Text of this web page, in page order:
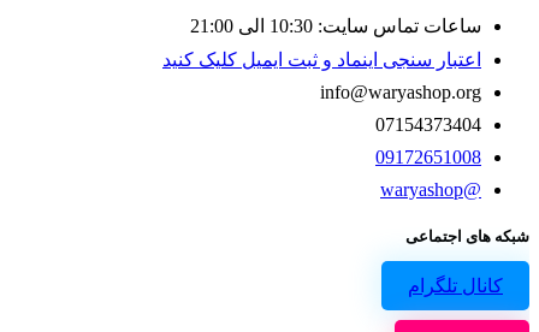
ساعات تماس سایت: 10:30 الی 21:00
اعتبار سنجی اینماد و ثبت ایمیل کلیک کنید
info@waryashop.org
07154373404
09172651008
@waryashop
شبکه های اجتماعی
کانال تلگرام